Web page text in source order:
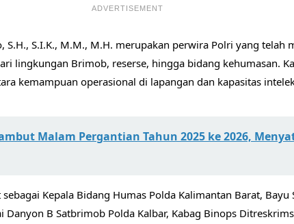
ADVERTISEMENT
S.H., S.I.K., M.M., M.H. merupakan perwira Polri yang telah
lingkungan Brimob, reserse, hingga bidang kehumasan.
kemampuan operasional di lapangan dan kapasitas
Malam Pergantian Tahun 2025 ke 2026,
Kepala Bidang Humas Polda Kalimantan Barat, Bayu
Danyon B Satbrimob Polda Kalbar, Kabag Binops